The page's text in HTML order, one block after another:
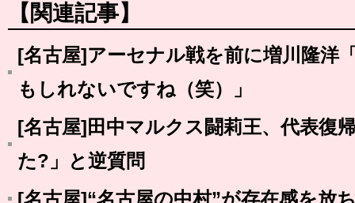
【関連記事】
[名古屋]アーセナル戦を前に増川隆洋
もしれないですね（笑）」
[名古屋]田中マルクス闘莉王、代表復
た?」と逆質問
[名古屋]“名古屋の中村”が存在感を放